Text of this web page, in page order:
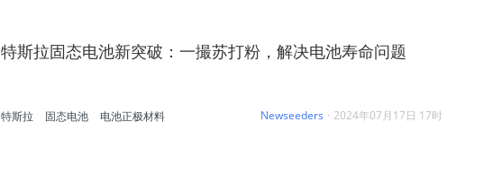
特斯拉固态电池新突破：一撮苏打粉，解决电池寿命问题
Newseeders · 2024年07月17日 17时
特斯拉 固态电池 电池正极材料